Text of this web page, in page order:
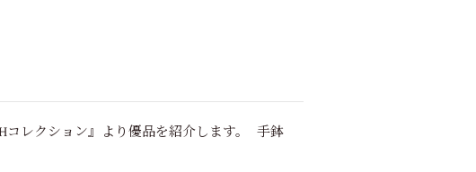
コレクション』より優品を紹介します。 手鉢